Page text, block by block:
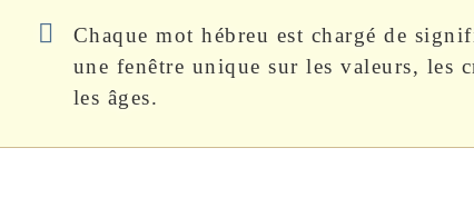
Chaque mot hébreu est chargé de
une fenêtre unique sur les valeurs, les
les âges.